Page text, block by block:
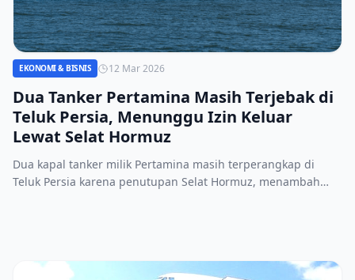
EKONOMI & BISNIS 12 Mar 2026
Dua Tanker Pertamina Masih Terjebak di
Teluk Persia, Menunggu Izin Keluar
Lewat Selat Hormuz
Dua kapal tanker milik Pertamina masih terperangkap di
Teluk Persia karena penutupan Selat Hormuz, menambah